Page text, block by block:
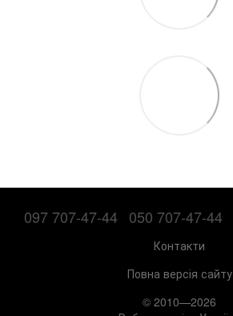
097 707-47-44 050 707-47-44
Контакти
Повна версія сайту
© 2010—2026